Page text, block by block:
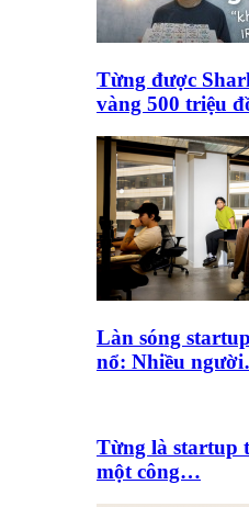
Từng được
vàng 500 triệu
Làn sóng
nổ: Nhiều
Từng là startup
một công…